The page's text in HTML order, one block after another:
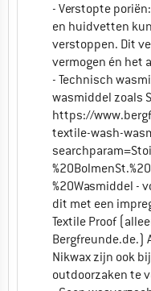
- Verstopte
en huidvetten
verstoppen. Dit
vermogen én het
- Technisch
wasmiddel zoals
https://
textile-wash-
%20Wasmiddel -
dit met een
Textile Proof
Bergfreunde.de.)
Nikwax zijn ook
outdoorzaken te